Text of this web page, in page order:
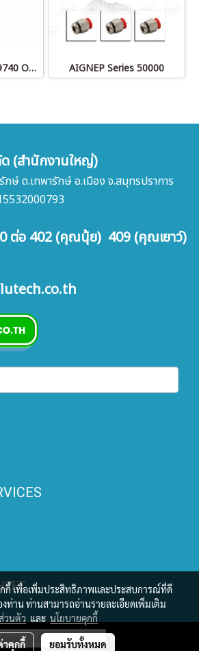
AIGNEP – SERIES 69740 OLIVE AIGNEP Series 50000
(สำนักงานใหญ่)
ษ์ ต.เทพารักษ์ อ.เมือง จ.สมุทรปราการ
ต่อ 402 (คุณนุ้ย) 409 (คุณเยาว์)
ข้าชมวันนี้
กกี้ เพื่อเพิ่มประสิทธิภาพและประสบการณ์ที่ดี
งท่าน ท่านสามารถอ่านรายละเอียดเพิ่มเติม
วนตัว และ นโยบายคุกกี้
าคุกกี้ ยอมรับทั้งหมด